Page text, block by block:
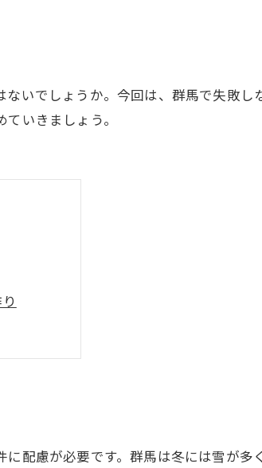
いでしょうか。今回は、群馬で失敗し
いきましょう。
配慮が必要です。群馬は冬には雪が多